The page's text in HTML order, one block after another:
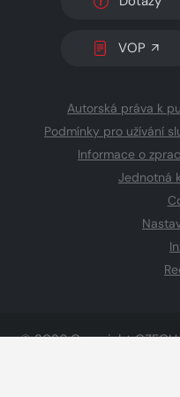
VOP
Autorská práva k
Podmínky pro užívání
Informace o
Jednotná
© 2026 Copyright